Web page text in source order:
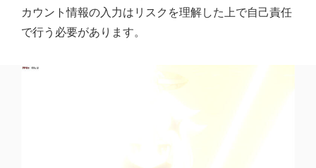
カウント情報の入力はリスクを理解した上で自己責任
で行う必要があります。